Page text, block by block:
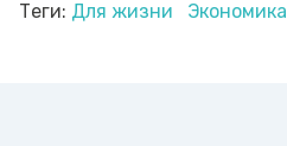
Теги: Для жизни Экономика